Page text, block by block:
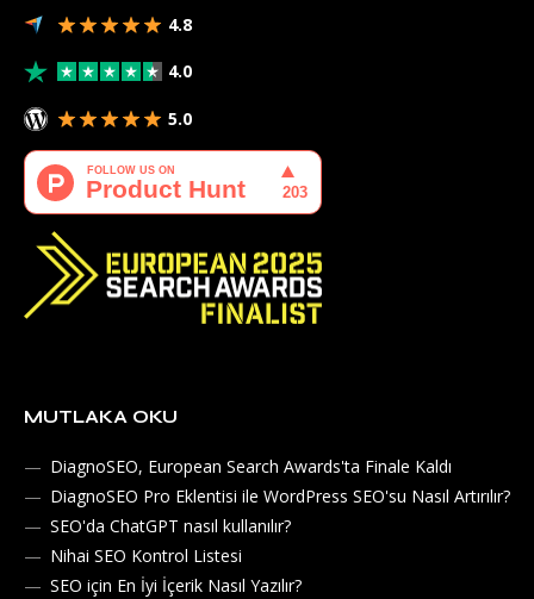
4.8
4.0
5.0
MUTLAKA OKU
DiagnoSEO, European Search Awards'ta Finale Kaldı
DiagnoSEO Pro Eklentisi ile WordPress SEO'su Nasıl Artırılır?
SEO'da ChatGPT nasıl kullanılır?
Nihai SEO Kontrol Listesi
SEO için En İyi İçerik Nasıl Yazılır?